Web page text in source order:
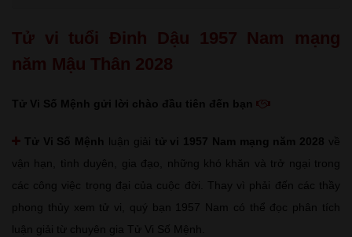
Tử vi tuổi Đinh Dậu 1957 Nam mạng
năm Mậu Thân 2028
Tử Vi Số Mệnh gửi lời chào đầu tiên đến bạn
Tử Vi Số Mệnh luận giải tử vi 1957 Nam mạng năm 2028 về
vận hạn, tình duyên, gia đạo, những khó khăn và trở ngại trong
các công việc trọng đại của cuộc đời. Thay vì phải đến các thầy
phong thủy xem tử vi, quý bạn 1957 Nam có thể đọc phân tích
luận giải từ chuyên gia Tử Vi Số Mệnh.